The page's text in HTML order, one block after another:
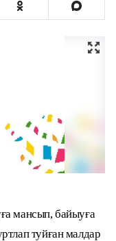
мансып, байыуға
туйған малдар